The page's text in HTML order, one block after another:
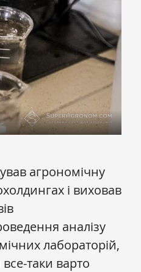
агрономічну
і виховав
аналізу
лабораторій,
таки варто